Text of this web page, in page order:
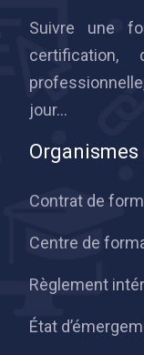
Suivre une
jour…
Contrat de
Centre de
Règlement
État